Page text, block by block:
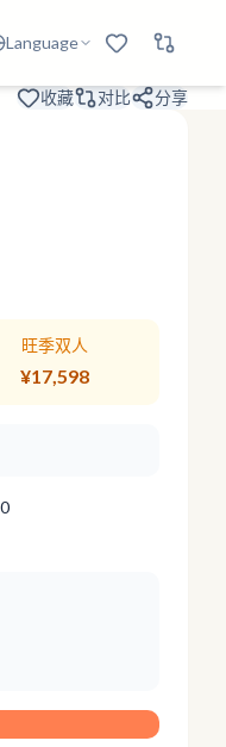
Language
收藏 对比 分享
旺季双人
¥17,598